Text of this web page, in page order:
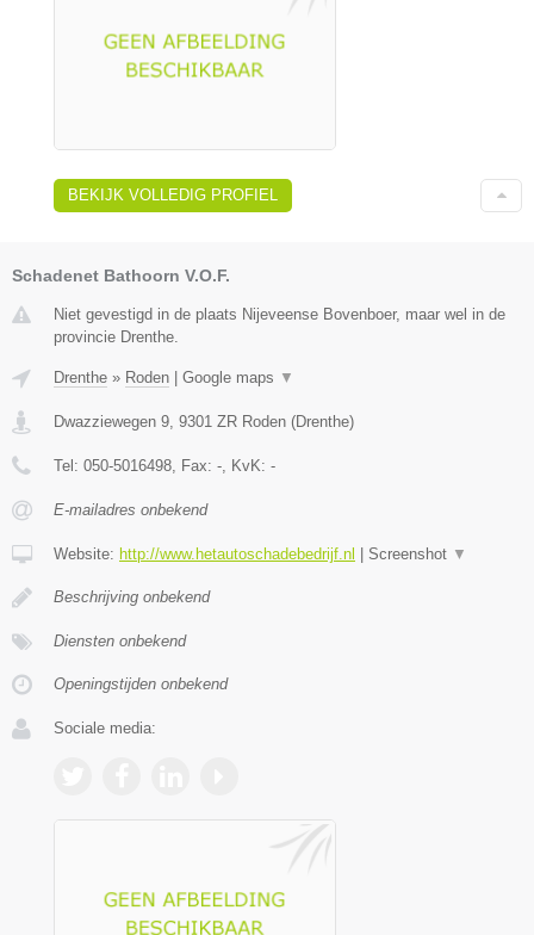
BEKIJK VOLLEDIG PROFIEL
Schadenet Bathoorn V.O.F.
Niet gevestigd in de plaats Nijeveense Bovenboer, maar wel in de
provincie Drenthe.
Drenthe » Roden | Google maps ▼
Dwazziewegen 9 9301 ZR Roden (Drenthe)
Tel: 050-5016498 , Fax: - , KvK: -
E-mailadres onbekend
Website: http://www.hetautoschadebedrijf.nl | Screenshot ▼
Beschrijving onbekend
Diensten onbekend
Openingstijden onbekend
Sociale media: